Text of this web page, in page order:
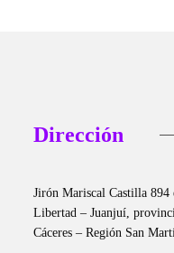
Dirección
Jirón Mariscal Castilla 894
Libertad – Juanjuí,
Cáceres – Región San